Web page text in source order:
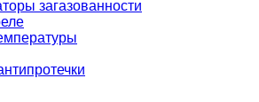
загазованности